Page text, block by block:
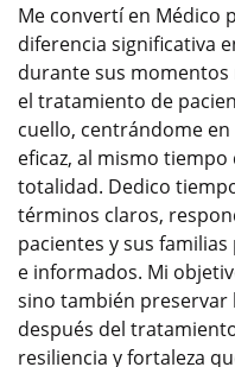
Me convertí en Médico
diferencia significativa
durante sus momentos
el tratamiento de
cuello, centrándome
eficaz, al mismo
totalidad. Dedico
términos claros,
pacientes y sus
e informados. Mi
sino también preservar
después del
resiliencia y fortaleza